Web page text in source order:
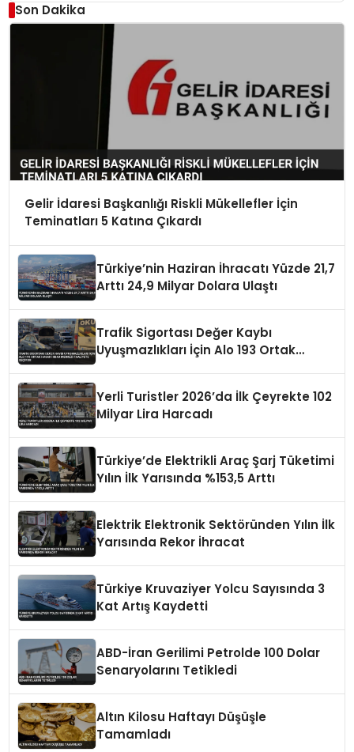
Son Dakika
Gelir İdaresi Başkanlığı Riskli Mükellefler İçin
Teminatları 5 Katına Çıkardı
Türkiye’nin Haziran İhracatı Yüzde 21,7
Arttı 24,9 Milyar Dolara Ulaştı
Trafik Sigortası Değer Kaybı
Uyuşmazlıkları İçin Alo 193 Ortak
Yerli Turistler 2026’da İlk Çeyrekte 102
Milyar Lira Harcadı
Türkiye’de Elektrikli Araç Şarj Tüketimi
Yılın İlk Yarısında %153,5 Arttı
Elektrik Elektronik Sektöründen Yılın İlk
Yarısında Rekor İhracat
Türkiye Kruvaziyer Yolcu Sayısında 3
Kat Artış Kaydetti
ABD-İran Gerilimi Petrolde 100 Dolar
Senaryolarını Tetikledi
Altın Kilosu Haftayı Düşüşle
Tamamladı